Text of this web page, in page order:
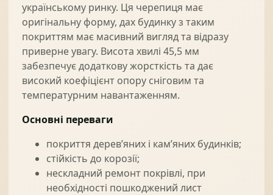
українському ринку. Ця черепиця має
оригінальну форму, дах будинку з таким
покриттям має масивний вигляд та відразу
приверне увагу. Висота хвилі 45,5 мм
забезпечує додаткову жорсткість та дає
високий коефіцієнт опору сніговим та
температурним навантаженням.
Основні переваги
покриття дерев’яних і кам’яних будинків;
стійкість до корозії;
нескладний ремонт покрівлі, при
необхідності пошкоджений лист